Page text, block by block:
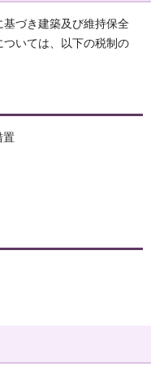
づき建築及び維持保全
いては、以下の税制の
置